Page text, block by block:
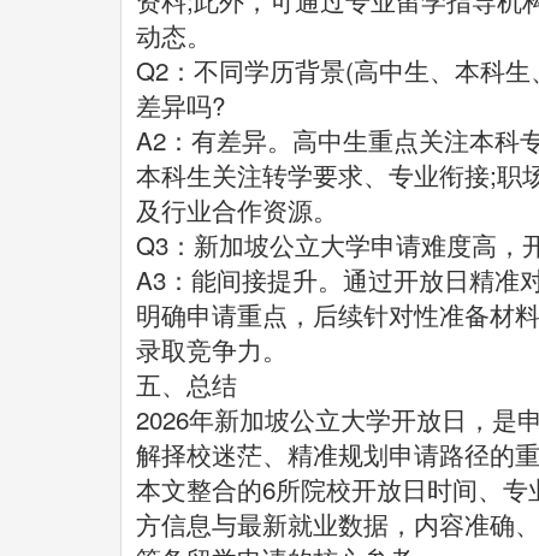
动态。
Q2：不同学历背景(高中生、本科
差异吗?
A2：有差异。高中生重点关注本科
本科生关注转学要求、专业衔接;职
及行业合作资源。
Q3：新加坡公立大学申请难度高，
A3：能间接提升。通过开放日精准
明确申请重点，后续针对性准备材
录取竞争力。
五、总结
2026年新加坡公立大学开放日，是
解择校迷茫、精准规划申请路径的
本文整合的6所院校开放日时间、
方信息与最新就业数据，内容准确